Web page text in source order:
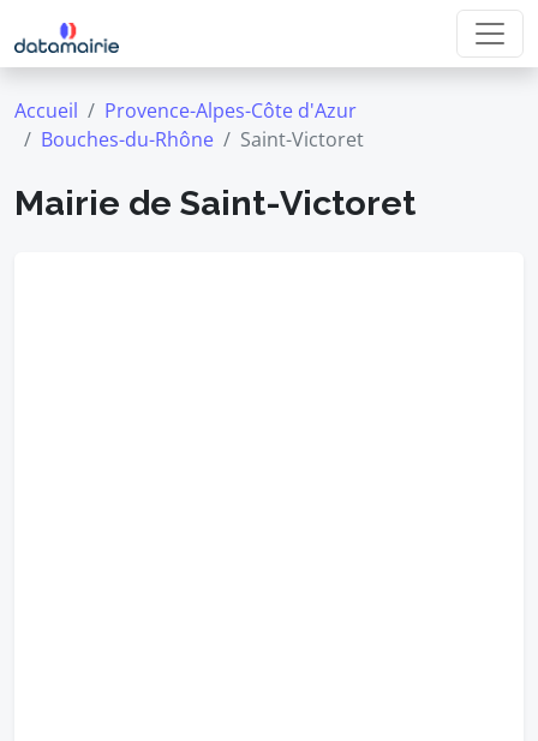
Accueil
Provence-Alpes-Côte d'Azur
Bouches-du-Rhône
Saint-Victoret
Mairie de Saint-Victoret